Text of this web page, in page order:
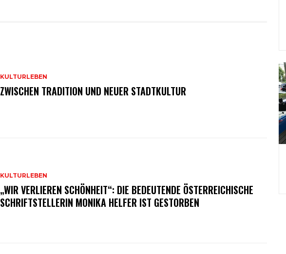
KULTURLEBEN
ZWISCHEN TRADITION UND NEUER STADTKULTUR
KULTURLEBEN
„WIR VERLIEREN SCHÖNHEIT“: DIE BEDEUTENDE ÖSTERREICHISCHE
SCHRIFTSTELLERIN MONIKA HELFER IST GESTORBEN